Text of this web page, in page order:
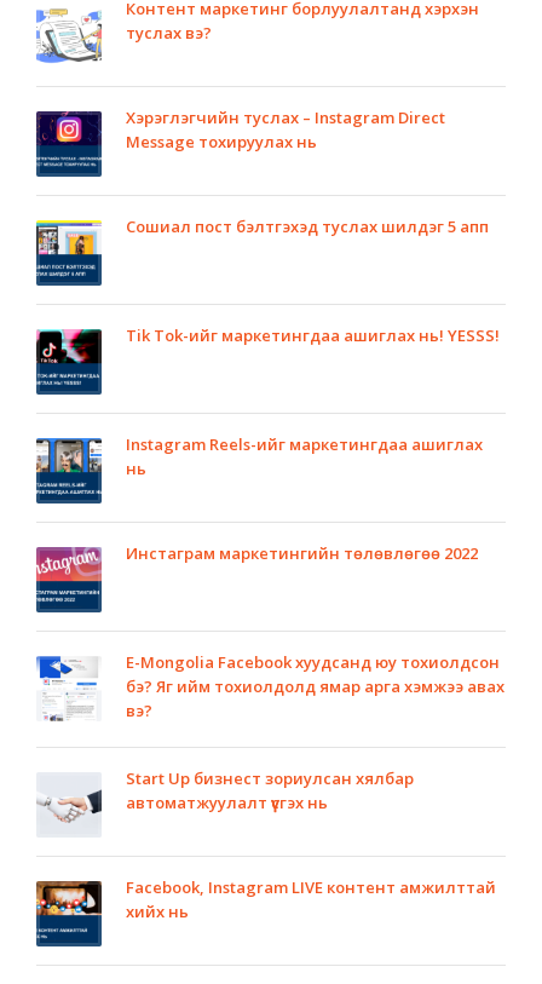
Контент маркетинг борлуулалтанд хэрхэн
туслах вэ?
Хэрэглэгчийн туслах – Instagram Direct
Message тохируулах нь
Сошиал пост бэлтгэхэд туслах шилдэг 5 апп
Tik Tok-ийг маркетингдаа ашиглах нь! YESSS!
Instagram Reels-ийг маркетингдаа ашиглах
нь
Инстаграм маркетингийн төлөвлөгөө 2022
E-Mongolia Facebook хуудсанд юу тохиолдсон
бэ? Яг ийм тохиолдолд ямар арга хэмжээ авах
вэ?
Start Up бизнест зориулсан хялбар
автоматжуулалт үүсгэх нь
Facebook, Instagram LIVE контент амжилттай
хийх нь